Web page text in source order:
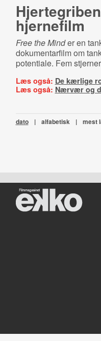
hjernefilm
Free the Minder en
dokumentarfilm om
potentiale. Fem
Læs også: De kærlige
Læs også: Nærvær og
dato | alfabetisk | mest